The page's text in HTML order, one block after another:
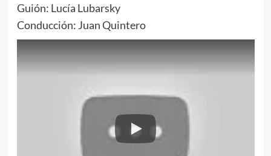
Guión: Lucía Lubarsky
Conducción: Juan Quintero